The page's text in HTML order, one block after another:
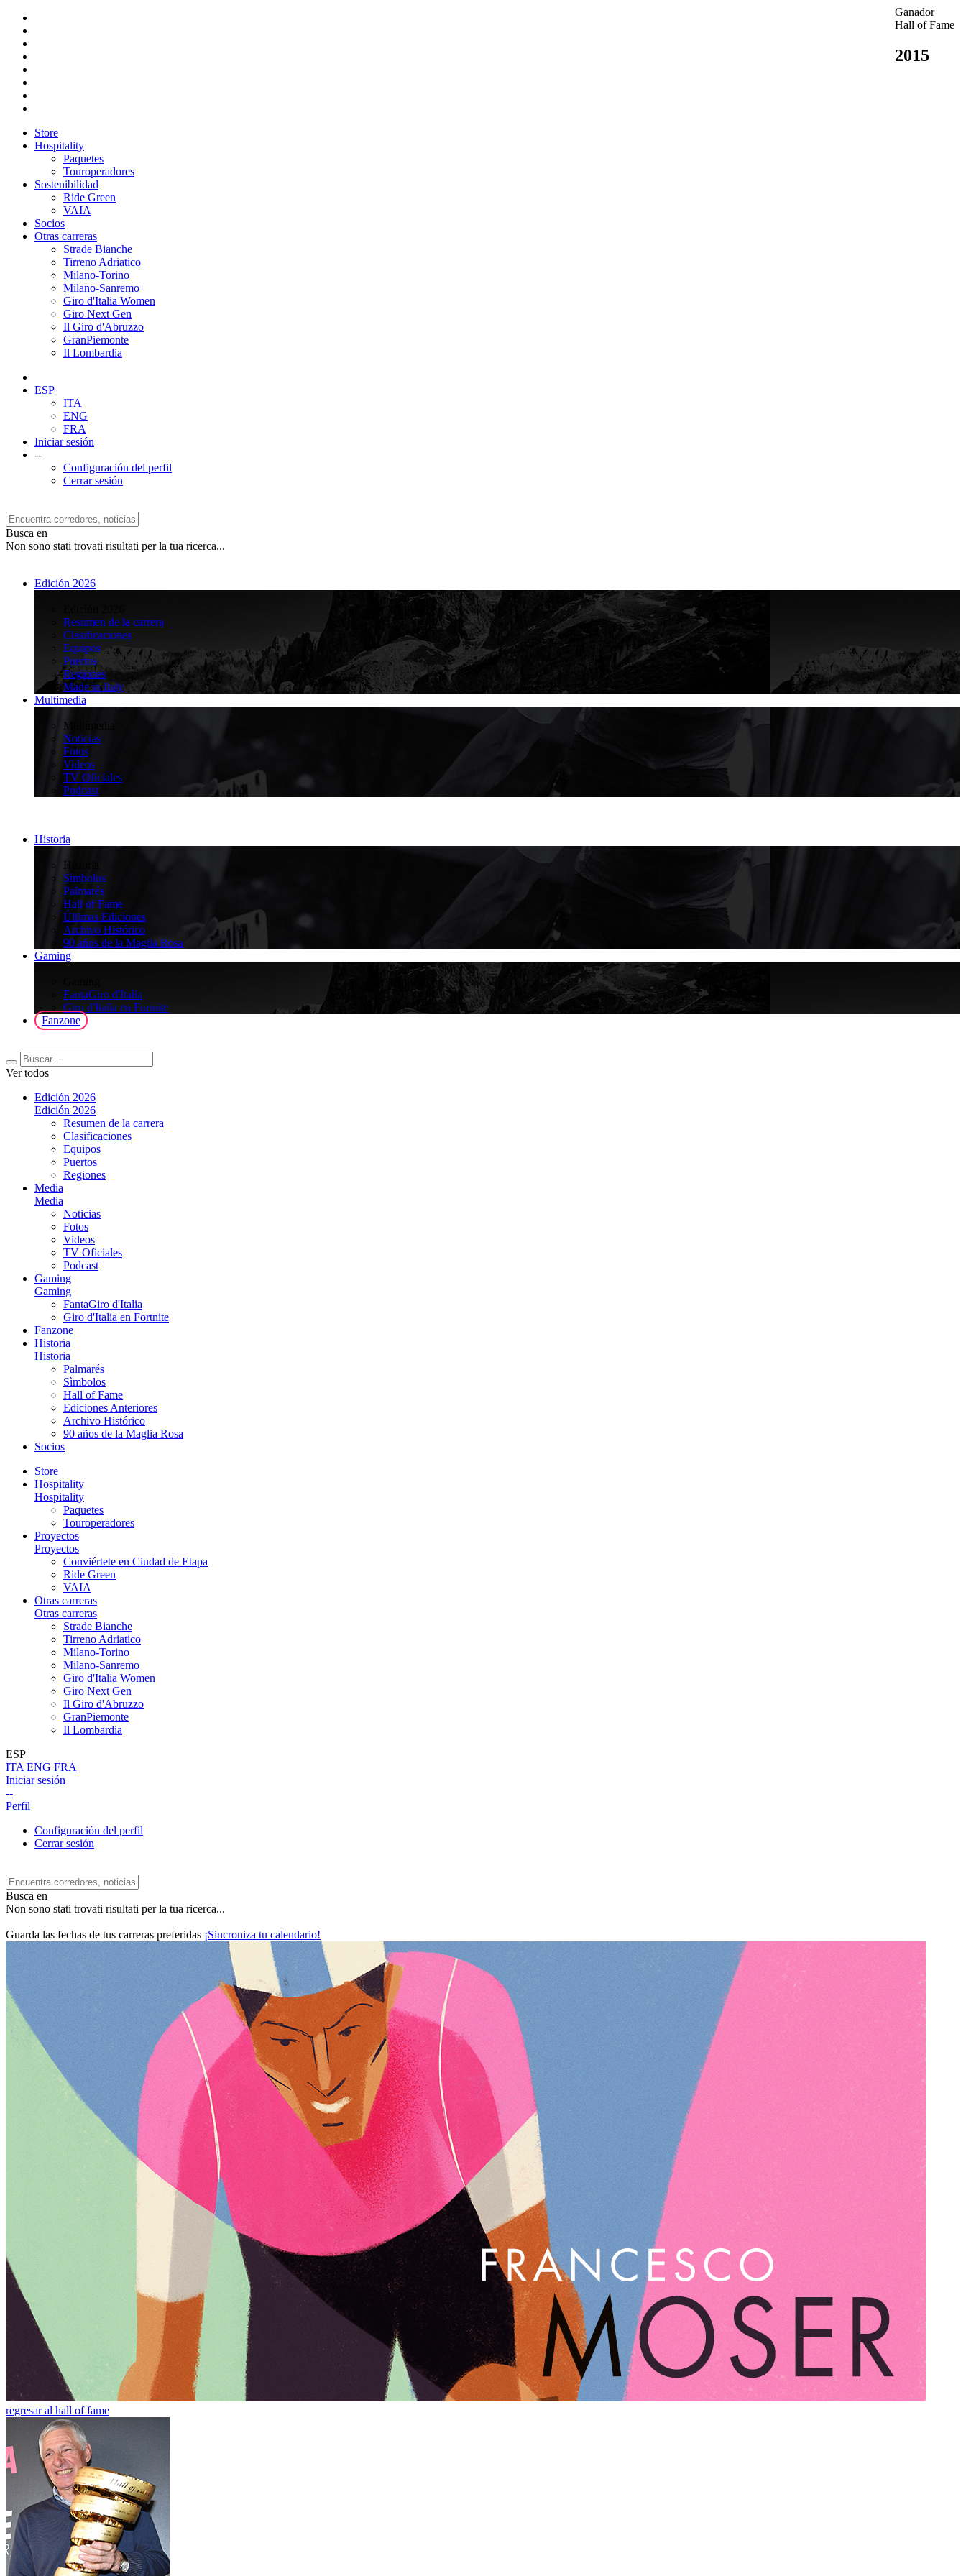
Store
Hospitality
Paquetes
Touroperadores
Sostenibilidad
Ride Green
VAIA
Socios
Otras carreras
Strade Bianche
Tirreno Adriatico
Milano-Torino
Milano-Sanremo
Giro d'Italia Women
Giro Next Gen
Il Giro d'Abruzzo
GranPiemonte
Il Lombardia
ESP
ITA
ENG
FRA
Iniciar sesión
--
Configuración del perfil
Cerrar sesión
Busca en
Non sono stati trovati risultati per la tua ricerca...
Edición 2026
Resumen de la carrera
Clasificaciones
Equipos
Puertos
Regiones
Made in Italy
Multimedia
Multimedia
Noticias
Fotos
Videos
TV Oficiales
Podcast
Historia
Historia
Símbolos
Palmarés
Hall of Fame
Últimas Ediciones
Archivo Histórico
90 años de la Maglia Rosa
Gaming
FantaGiro d'Italia
Giro d'Italia en Fortnite
Fanzone
Ver todos
Edición 2026
Edición 2026
Resumen de la carrera
Clasificaciones
Equipos
Puertos
Regiones
Media
Media
Noticias
Fotos
Videos
TV Oficiales
Podcast
Gaming
Gaming
FantaGiro d'Italia
Giro d'Italia en Fortnite
Fanzone
Historia
Historia
Palmarés
Sìmbolos
Hall of Fame
Ediciones Anteriores
Archivo Histórico
90 años de la Maglia Rosa
Socios
Store
Hospitality
Hospitality
Paquetes
Touroperadores
Proyectos
Proyectos
Conviértete en Ciudad de Etapa
Ride Green
VAIA
Otras carreras
Otras carreras
Strade Bianche
Tirreno Adriatico
Milano-Torino
Milano-Sanremo
Giro d'Italia Women
Giro Next Gen
Il Giro d'Abruzzo
GranPiemonte
Il Lombardia
ESP
ITA ENG FRA
Iniciar sesión
--
Perfil
Configuración del perfil
Cerrar sesión
Busca en
Non sono stati trovati risultati per la tua ricerca...
Guarda las fechas de tus carreras preferidas ¡Sincroniza tu calendario!
Ganador
Hall of Fame
2015
regresar al hall of fame